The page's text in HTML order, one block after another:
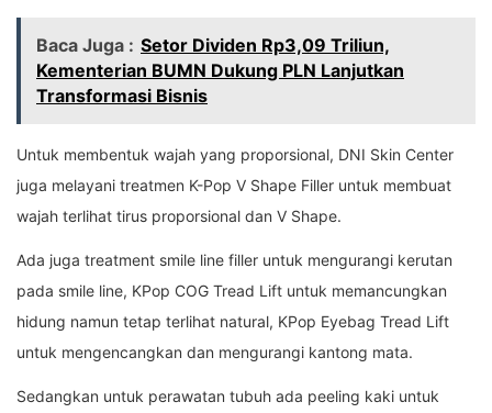
Baca Juga : Setor Dividen Rp3,09 Triliun,
Kementerian BUMN Dukung PLN Lanjutkan
Transformasi Bisnis
Untuk membentuk wajah yang proporsional, DNI Skin Center
juga melayani treatmen K-Pop V Shape Filler untuk membuat
wajah terlihat tirus proporsional dan V Shape.
Ada juga treatment smile line filler untuk mengurangi kerutan
pada smile line, KPop COG Tread Lift untuk memancungkan
hidung namun tetap terlihat natural, KPop Eyebag Tread Lift
untuk mengencangkan dan mengurangi kantong mata.
Sedangkan untuk perawatan tubuh ada peeling kaki untuk